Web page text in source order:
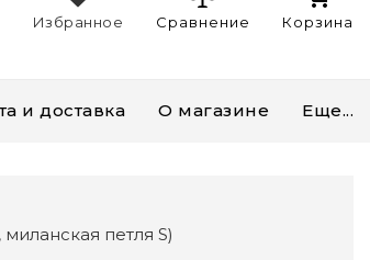
Корзина
Сравнение
Избранное
и доставка О магазине Еще...
петля S)